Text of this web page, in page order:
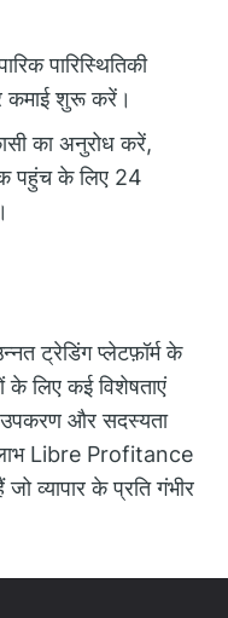
पारिस्थितिकी
कमाई शुरू करें।
का अनुरोध करें,
पहुंच के लिए 24
ट्रेडिंग प्लेटफ़ॉर्म के
के लिए कई विशेषताएं
और सदस्यता
लाभ Libre Profitance
व्यापार के प्रति गंभीर